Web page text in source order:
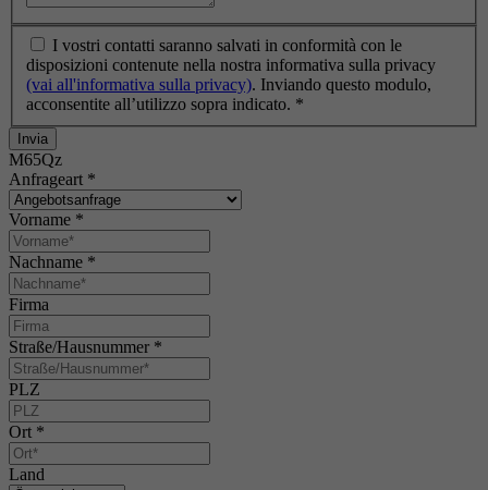
I vostri contatti saranno salvati in conformità con le
disposizioni contenute nella nostra informativa sulla privacy
(vai all'informativa sulla privacy). Inviando questo modulo,
acconsentite all’utilizzo sopra indicato. *
Invia
M65Qz
Anfrageart *
Vorname *
Nachname *
Firma
Straße/Hausnummer *
PLZ
Ort *
Land